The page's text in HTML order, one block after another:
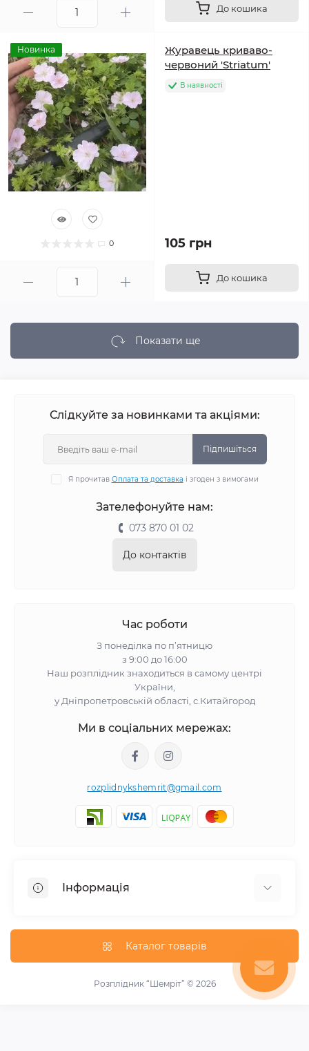
До кошика
Новинка
0
Журавець криваво-
червоний 'Striatum'
В наявності
105 грн
До кошика
Показати ще
Слідкуйте за новинками та акціями:
Підпишіться
Я прочитав Оплата та доставка і згоден з вимогами
Зателефонуйте нам:
073 870 01 02
До контактів
Час роботи
З понеділка по п’ятницю
з 9:00 до 16:00
Наш розплідник знаходиться в самому центрі
України,
у Дніпропетровській області, с.Китайгород
Ми в соціальних мережах:
rozplidnykshemrit@gmail.com
Інформація
Оплата та доставка
Каталог товарів
Розплідник “Шемріт” © 2026